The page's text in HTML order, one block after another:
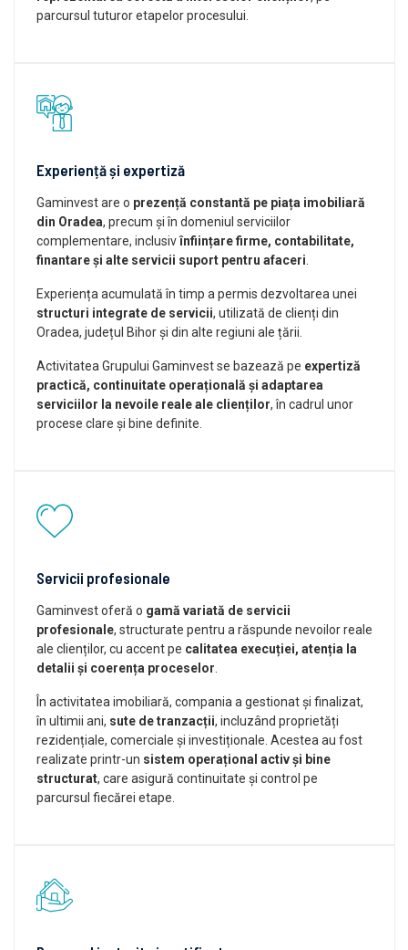
parcursul tuturor etapelor procesului.
Experiență și expertiză
Gaminvest are o prezență constantă pe piața imobiliară
din Oradea, precum și în domeniul serviciilor
complementare, inclusivînființare firme, contabilitate,
finantare și alte servicii suport pentru afaceri
Experiența acumulată în timp a permis dezvoltarea unei
structuri integrate de servicii, utilizată de clienți din
Oradea, județul Bihor și din alte regiuni ale țării.
Activitatea Grupului Gaminvest se bazează pe expertiză
practică, continuitate operațională și adaptarea
serviciilor la nevoile reale ale clienților, în cadrul unor
procese clare și bine definite.
Servicii profesionale
Gaminvest oferă o gamă variată de servicii
profesionale, structurate pentru a răspunde nevoilor reale
ale clienților, cu accent pe calitatea execuției, atenția la
detalii și coerența proceselor
În activitatea imobiliară, compania a gestionat și finalizat,
în ultimii ani, sute de tranzacții, incluzând proprietăți
rezidențiale, comerciale și investiționale. Acestea au fost
realizate printr-un sistem operațional activ și bine
structurat, care asigură continuitate și control pe
parcursul fiecărei etape.